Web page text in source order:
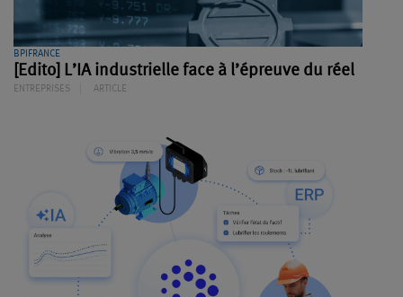
BPIFRANCE
[Edito] L’IA industrielle face à l’épreuve du réel
ENTREPRISES ARTICLE